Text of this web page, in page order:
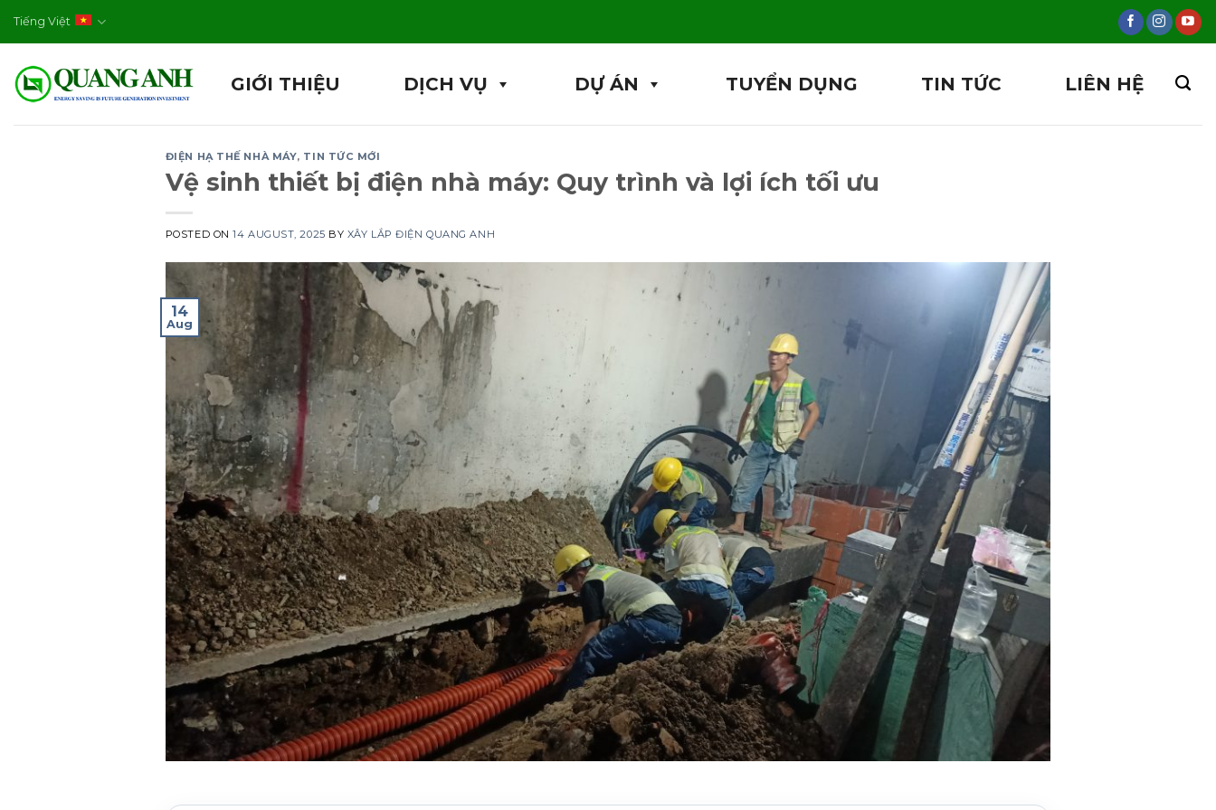
Tiếng Việt
GIỚI THIỆU DỊCH VỤ DỰ ÁN TUYỂN DỤNG TIN TỨC LIÊN HỆ
ĐIỆN HẠ THẾ NHÀ MÁY, TIN TỨC MỚI
Vệ sinh thiết bị điện nhà máy: Quy trình và lợi ích tối ưu
POSTED ON14 AUGUST, 2025 BY XÂY LẮP ĐIỆN QUANG ANH
14
Aug